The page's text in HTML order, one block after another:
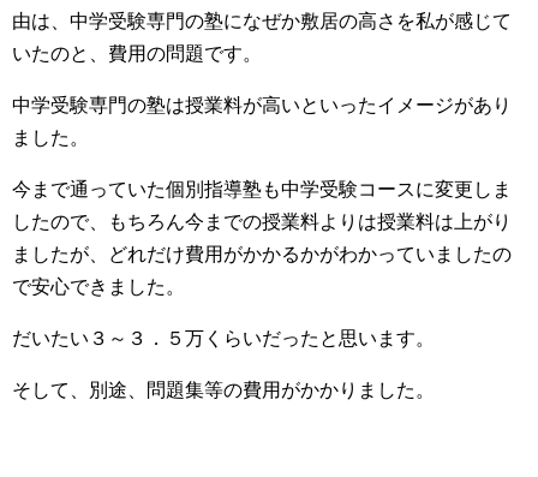
由は、中学受験専門の塾になぜか敷居の高さを私が感じて
いたのと、費用の問題です。
中学受験専門の塾は授業料が高いといったイメージがあり
ました。
今まで通っていた個別指導塾も中学受験コースに変更しま
したので、もちろん今までの授業料よりは授業料は上がり
ましたが、どれだけ費用がかかるかがわかっていましたの
で安心できました。
だいたい３～３．５万くらいだったと思います。
そして、別途、問題集等の費用がかかりました。